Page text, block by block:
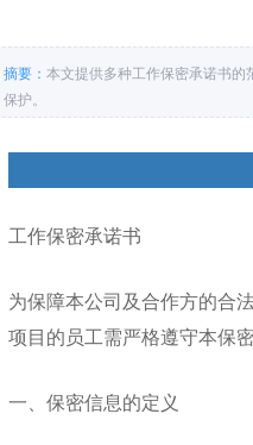
摘要： 本文提供多种工作保密承诺书
保护。
工作保密承诺书
为保障本公司及合作方的合
项目的员工需严格遵守本保
一、保密信息的定义